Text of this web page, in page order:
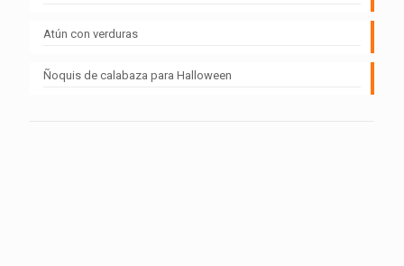
Atún con verduras
Ñoquis de calabaza para Halloween